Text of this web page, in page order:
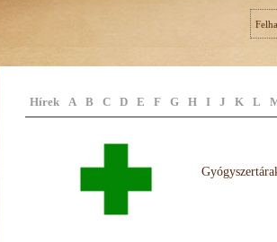
Hírek A B C D E F G H I J K L